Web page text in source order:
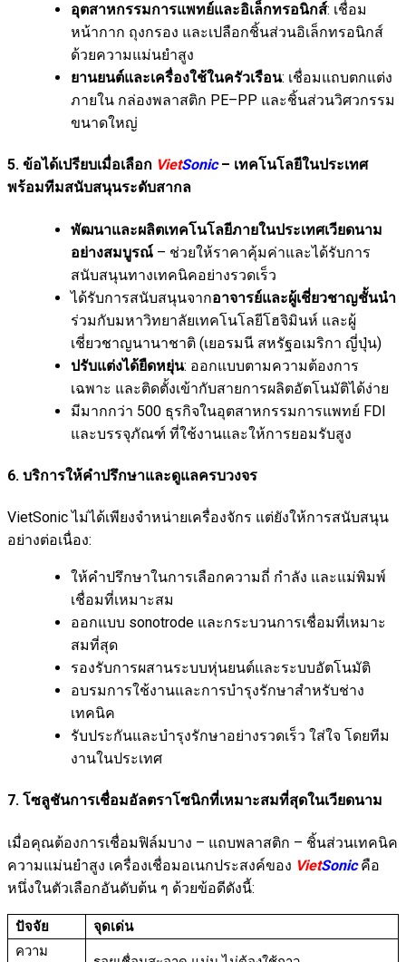
อุตสาหกรรมการแพทย์และอิเล็กทรอนิกส์: เชื่อม
หน้ากาก ถุงกรอง และเปลือกชิ้นส่วนอิเล็กทรอนิกส์
ด้วยความแม่นยำสูง
ยานยนต์และเครื่องใช้ในครัวเรือน: เชื่อมแถบตกแต่ง
ภายใน กล่องพลาสติก PE–PP และชิ้นส่วนวิศวกรรม
ขนาดใหญ่
5. ข้อได้เปรียบเมื่อเลือก VietSonic– เทคโนโลยีในประเทศ
พร้อมทีมสนับสนุนระดับสากล
พัฒนาและผลิตเทคโนโลยีภายในประเทศเวียดนาม
อย่างสมบูรณ์ – ช่วยให้ราคาคุ้มค่าและได้รับการ
สนับสนุนทางเทคนิคอย่างรวดเร็ว
ได้รับการสนับสนุนจากอาจารย์และผู้เชี่ยวชาญชั้นนำ
ร่วมกับมหาวิทยาลัยเทคโนโลยีโฮจิมินห์ และผู้
เชี่ยวชาญนานาชาติ (เยอรมนี สหรัฐอเมริกา ญี่ปุ่น)
ปรับแต่งได้ยืดหยุ่น: ออกแบบตามความต้องการ
เฉพาะ และติดตั้งเข้ากับสายการผลิตอัตโนมัติได้ง่าย
มีมากกว่า 500 ธุรกิจในอุตสาหกรรมการแพทย์ FDI
และบรรจุภัณฑ์ ที่ใช้งานและให้การยอมรับสูง
6. บริการให้คำปรึกษาและดูแลครบวงจร
VietSonic ไม่ได้เพียงจำหน่ายเครื่องจักร แต่ยังให้การสนับสนุน
อย่างต่อเนื่อง:
ให้คำปรึกษาในการเลือกความถี่ กำลัง และแม่พิมพ์
เชื่อมที่เหมาะสม
ออกแบบ sonotrode และกระบวนการเชื่อมที่เหมาะ
สมที่สุด
รองรับการผสานระบบหุ่นยนต์และระบบอัตโนมัติ
อบรมการใช้งานและการบำรุงรักษาสำหรับช่าง
เทคนิค
รับประกันและบำรุงรักษาอย่างรวดเร็ว ใส่ใจ โดยทีม
งานในประเทศ
7. โซลูชันการเชื่อมอัลตราโซนิกที่เหมาะสมที่สุดในเวียดนาม
เมื่อคุณต้องการเชื่อมฟิล์มบาง – แถบพลาสติก – ชิ้นส่วนเทคนิค
ความแม่นยำสูง เครื่องเชื่อมอเนกประสงค์ของ VietSonicคือ
หนึ่งในตัวเลือกอันดับต้น ๆ ด้วยข้อดีดังนี้:
ปัจจัย
จุดเด่น
ความ